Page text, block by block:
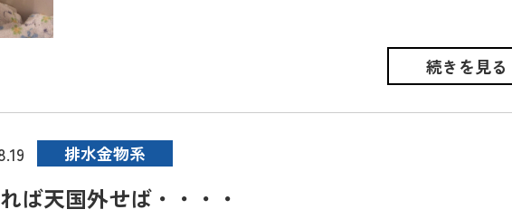
続きを見る
排水金物系
ば天国外せば・・・・